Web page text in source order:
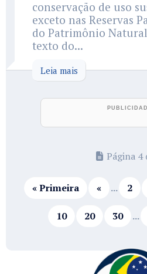
conservação de uso
exceto nas Reservas
do Patrimônio
texto do...
Leia mais
Página 4
« Primeira « ... 2
10 20 30 ...